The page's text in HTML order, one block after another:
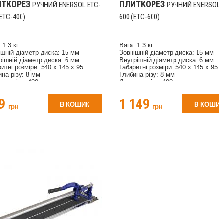
РУЧНИЙ ENERSOL ETC-
400)
1.3 кг
діаметр диска: 15 мм
діаметр диска: 6 мм
розміри: 540 х 145 x 95
різу: 8 мм
різу: 400 мм
механізм: втулка
грн В КОШИК
ПЛИТКОРЕЗ РУЧНИЙ
600 (ETC-600)
Вага: 1.3 кг
Зовнішній діаметр диска: 15 мм
Внутрішній діаметр диска: 6 мм
Габаритні розміри: 540 х 145 x 95
Глибина різу: 8 мм
Довжина різу: 400 мм
Скользящий механізм: втулка
Вага: 2.9 кг
Зовнішній діаметр диска: 15 мм
1 149 грн В